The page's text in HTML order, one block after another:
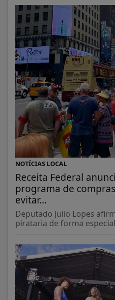
NOTÍCIAS LOCAL
Receita Federal
programa de
evitar...
Deputado Julio Lopes
pirataria de forma